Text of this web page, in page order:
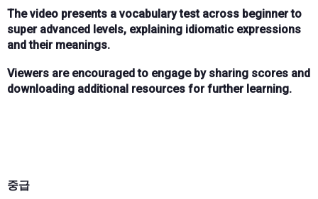
The video presents a vocabulary test across beginner to
super advanced levels, explaining idiomatic expressions
and their meanings.
Viewers are encouraged to engage by sharing scores and
downloading additional resources for further learning.
중급